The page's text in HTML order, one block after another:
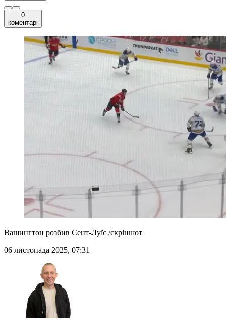
0
коментарі
Вашингтон розбив Сент-Луїс /скріншот
06 листопада 2025, 07:31